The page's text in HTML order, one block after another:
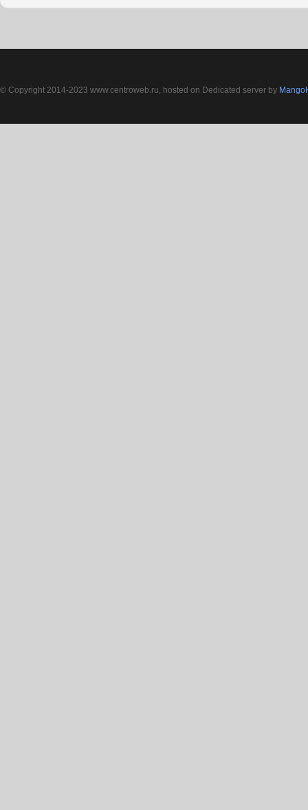
© Copyright 2014-2023 www.centroweb.ru, hosted on Dedicated server by